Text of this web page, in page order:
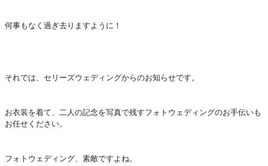
何事もなく過ぎ去りますように！
それでは、セリーズウェディングからのお知らせです。
お衣装を着て、二人の記念を写真で残すフォトウェディングのお手伝いも
お任せください。
フォトウェディング、素敵ですよね。